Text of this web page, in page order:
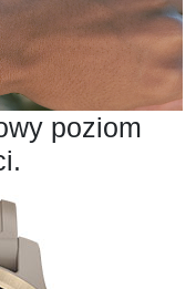
poziom